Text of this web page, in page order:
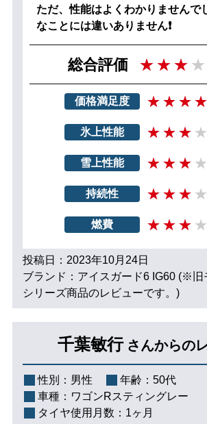
ただ、性能はよくわかりませんで
なことには違いありません❗
総合評価
価格満足度
氷上性能
雪上性能
持続性
燃費
投稿日：2023年10月24日
ブランド：アイスガード6 IG60 (※旧
シリーズ商品のレビューです。)
千葉敏行 さんからの
性別： 男性 年齢： 50代
車種： ワゴンRスティングレー
タイヤ使用月数： 1ヶ月